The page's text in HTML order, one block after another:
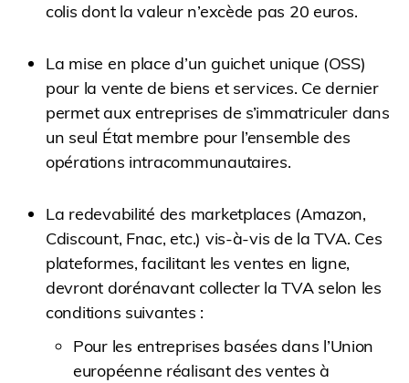
colis dont la valeur n’excède pas 20 euros.
La mise en place d’un guichet unique (OSS)
pour la vente de biens et services. Ce dernier
permet aux entreprises de s’immatriculer dans
un seul État membre pour l’ensemble des
opérations intracommunautaires.
La redevabilité des marketplaces (Amazon,
Cdiscount, Fnac, etc.) vis-à-vis de la TVA. Ces
plateformes, facilitant les ventes en ligne,
devront dorénavant collecter la TVA selon les
conditions suivantes :
Pour les entreprises basées dans l’Union
européenne réalisant des ventes à